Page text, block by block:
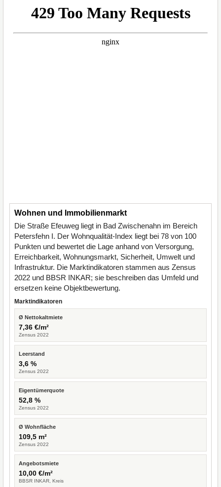
Wohnen und Immobilienmarkt
Die Straße Efeuweg liegt in Bad Zwischenahn im Bereich
Petersfehn I. Der Wohnqualität-Index liegt bei 78 von 100
Punkten und bewertet die Lage anhand von Versorgung,
Erreichbarkeit, Wohnungsmarkt, Sicherheit, Umwelt und
Infrastruktur. Die Marktindikatoren stammen aus Zensus
2022 und BBSR INKAR; sie beschreiben das Umfeld und
ersetzen keine Objektbewertung.
Marktindikatoren
Ø Nettokaltmiete
7,36 €/m²
Zensus 2022
Leerstand
3,6 %
Zensus 2022
Eigentümerquote
52,8 %
Zensus 2022
Ø Wohnfläche
109,5 m²
Zensus 2022
Angebotsmiete
10,00 €/m²
BBSR INKAR, Kreis